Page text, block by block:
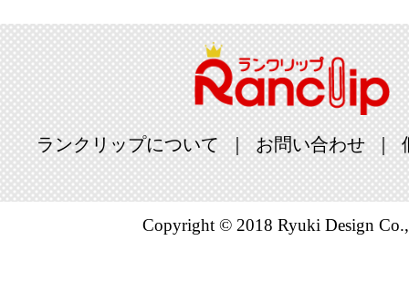
ランクリップについて お問い合わせ
Copyright © 2018 Ryuki Design